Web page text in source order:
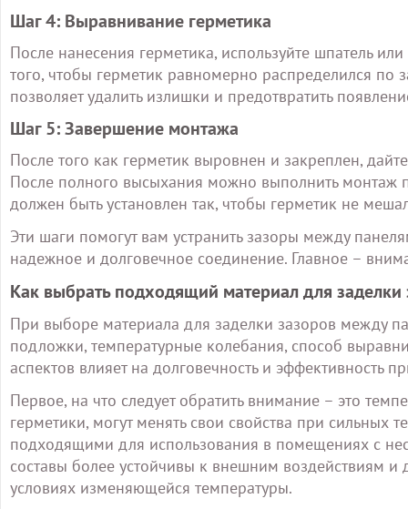
Шаг 4: Выравнивание герметика
После нанесения герметика, используйте шпатель
того, чтобы герметик равномерно распределился по
позволяет удалить излишки и предотвратить
Шаг 5: Завершение монтажа
После того как герметик выровнен и закреплен,
После полного высыхания можно выполнить монтаж
должен быть установлен так, чтобы герметик не
Эти шаги помогут вам устранить зазоры между
надежное и долговечное соединение. Главное –
Как выбрать подходящий материал для заделки
При выборе материала для заделки зазоров между
подложки, температурные колебания, способ
аспектов влияет на долговечность и эффективность
Первое, на что следует обратить внимание – это
герметики, могут менять свои свойства при сильных
подходящими для использования в помещениях с
составы более устойчивы к внешним воздействиям
условиях изменяющейся температуры.